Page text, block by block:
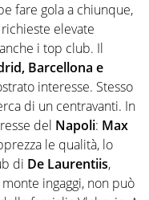
fare gola a chiunque,
elevate
i top club. Il
Barcellona e
interesse. Stesso
di un centravanti. In
del Napoli: Max
le qualità, lo
di De Laurentiis,
ingaggi, non può